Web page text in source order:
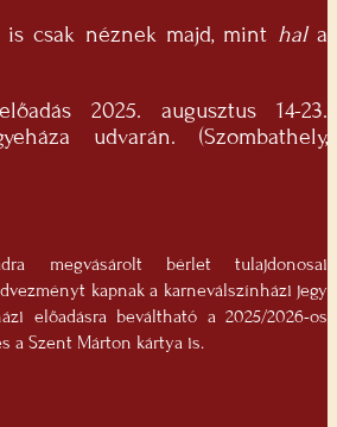
csak néznek majd, mint hala
2025. augusztus 14-23.
udvarán. (Szombathely,
megvásárolt bérlet tulajdonosai
kapnak a karneválszínházi jegy
előadásra beváltható a 2025/2026-os
a Szent Márton kártya is.